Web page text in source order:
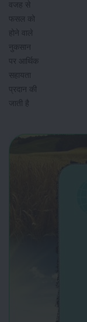
वजह से
फसल को
होने वाले
नुकसान
पर आर्थिक
सहायता
प्रदान की
जाती है